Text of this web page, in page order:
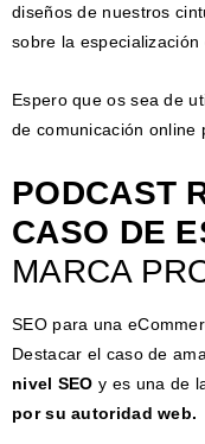
diseños de nuestros
sobre la especialización
Espero que os sea de
de comunicación online
PODCAST
CASO DE
MARCA
SEO para una
Destacar el caso de
nivel SEO y es una de
por su autoridad web.